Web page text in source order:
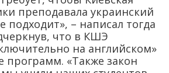
преподавала украинский
подходит», – написал тогда
что в КШЭ
на английском»
программ. «Также закон